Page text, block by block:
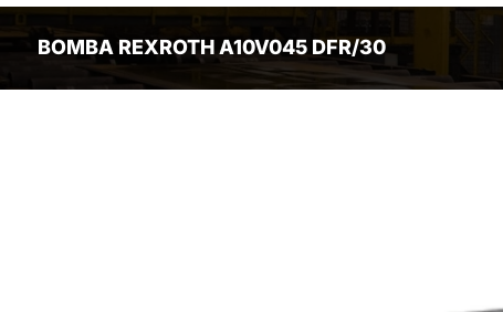
BOMBA REXROTH A10V045 DFR/30